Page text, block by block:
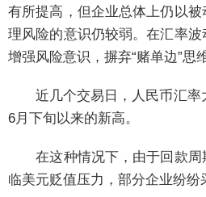
有所提高，但企业总体上仍以
理风险的意识仍较弱。在汇率
增强风险意识，摒弃“赌单边”思
近几个交易日，人民币汇率
6月下旬以来的新高。
在这种情况下，由于回款周
临美元贬值压力，部分企业纷纷